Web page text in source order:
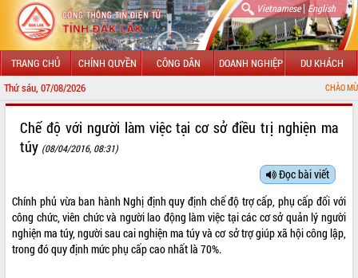
Vietnamese| English
TRANG CHỦ CHÍNH QUYỀN CÔNG DÂN DOANH NGHIỆP DU KHÁCH
Thứ sáu, 07/08/2026 CHÀO MỪNG ĐẾN
LÃNH ĐẠO UBND TỈNH
SỞ, BAN, NGÀNH
UBND CÁC XÃ, PHƯỜNG
Chế độ với người làm việc tại cơ sở điều trị nghiện ma
túy (08/04/2016, 08:31)
Đọc bài viết
Chính phủ vừa ban hành Nghị định quy định chế độ trợ cấp, phụ cấp đối với
công chức, viên chức và người lao động làm việc tại các cơ sở quản lý người
nghiện ma túy, người sau cai nghiện ma túy và cơ sở trợ giúp xã hội công lập,
trong đó quy định mức phụ cấp cao nhất là 70%.